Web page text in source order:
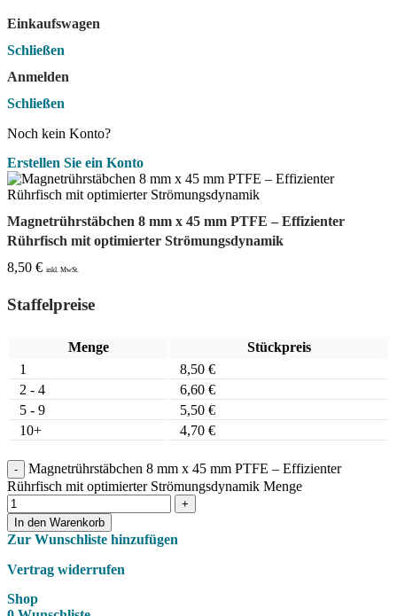
Einkaufswagen
Schließen
Anmelden
Schließen
Noch kein Konto?
Erstellen Sie ein Konto
Magnetrührstäbchen 8 mm x 45 mm PTFE – Effizienter
Rührfisch mit optimierter Strömungsdynamik
8,50 € inkl. MwSt.
Staffelpreise
Menge
Stückpreis
1
8,50 €
2 - 4
6,60 €
5 - 9
5,50 €
10+
4,70 €
Magnetrührstäbchen 8 mm x 45 mm PTFE – Effizienter
Rührfisch mit optimierter Strömungsdynamik Menge
In den Warenkorb
Zur Wunschliste hinzufügen
Vertrag widerrufen
Shop